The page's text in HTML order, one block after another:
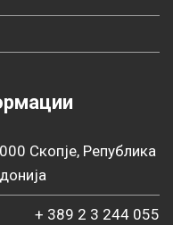
Скопје, Република
+ 389 2 3 244 055